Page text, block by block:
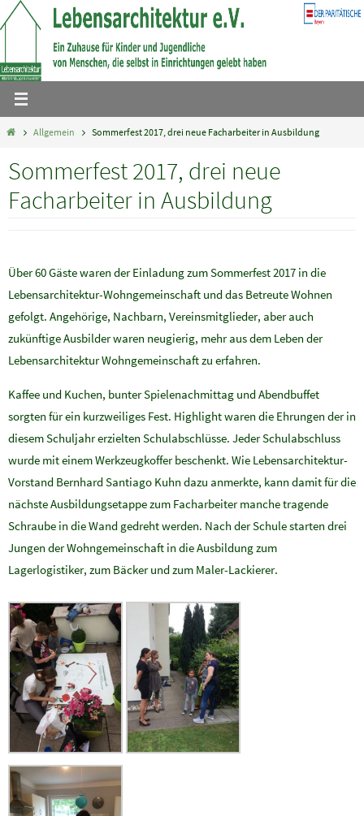
Zum
Inhalt
HomeAllgemein Sommerfest 2017, drei neue Facharbeiter in Ausbildung
Sommerfest 2017, drei neue
Facharbeiter in Ausbildung
Über 60 Gäste waren der Einladung zum Sommerfest 2017 in die
Lebensarchitektur-Wohngemeinschaft und das Betreute Wohnen
gefolgt. Angehörige, Nachbarn, Vereinsmitglieder, aber auch
zukünftige Ausbilder waren neugierig, mehr aus dem Leben der
Lebensarchitektur Wohngemeinschaft zu erfahren.
Kaffee und Kuchen, bunter Spielenachmittag und Abendbuffet
sorgten für ein kurzweiliges Fest. Highlight waren die Ehrungen der in
diesem Schuljahr erzielten Schulabschlüsse. Jeder Schulabschluss
wurde mit einem Werkzeugkoffer beschenkt. Wie Lebensarchitektur-
Vorstand Bernhard Santiago Kuhn dazu anmerkte, kann damit für die
nächste Ausbildungsetappe zum Facharbeiter manche tragende
Schraube in die Wand gedreht werden. Nach der Schule starten drei
Jungen der Wohngemeinschaft in die Ausbildung zum
Lagerlogistiker, zum Bäcker und zum Maler-Lackierer.